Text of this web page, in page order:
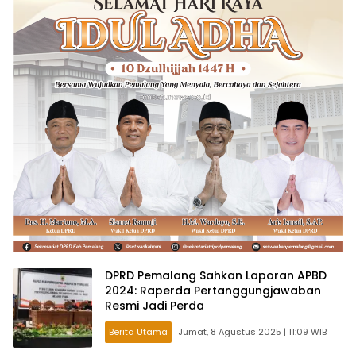
DPRD Pemalang Sahkan Laporan APBD
2024: Raperda Pertanggungjawaban
Resmi Jadi Perda
Berita Utama Jumat, 8 Agustus 2025 | 11:09 WIB